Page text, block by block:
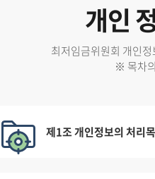
개인
최저임금위원회 개인
※ 목차
제1조 개인정보의 처리